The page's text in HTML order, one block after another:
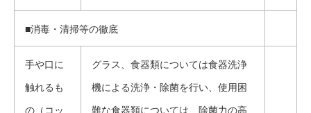
■消毒・清掃等の徹底
手や口に
触れるも
の（コッ
グラス、食器類については食器洗浄
機による洗浄・除菌を行い、使用困
難な食器類については、除菌力の高